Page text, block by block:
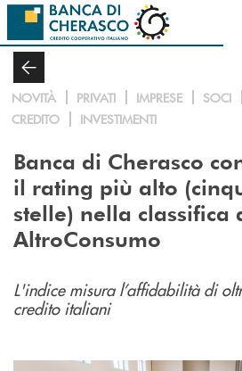
Salta al contenuto principale
NOVITÀ PRIVATI IMPRESE SOCI
CREDITO
INVESTIMENTI
Banca di Cherasco
il rating più alto
stelle) nella classifica
AltroConsumo
L'indice misura l’affidabilità di
credito italiani